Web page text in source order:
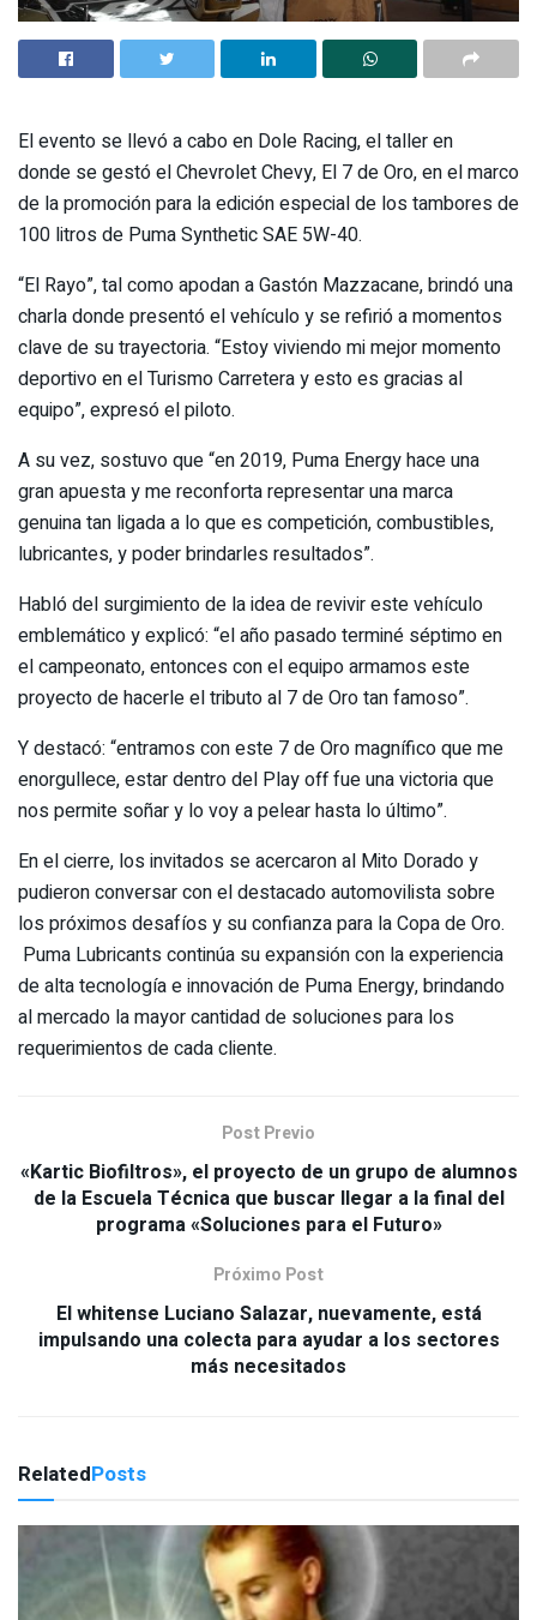
El evento se llevó a cabo en Dole Racing, el taller en
donde se gestó el Chevrolet Chevy, El 7 de Oro, en el marco
de la promoción para la edición especial de los tambores de
100 litros de Puma Synthetic SAE 5W-40.
“El Rayo”, tal como apodan a Gastón Mazzacane, brindó una
charla donde presentó el vehículo y se refirió a momentos
clave de su trayectoria. “Estoy viviendo mi mejor momento
deportivo en el Turismo Carretera y esto es gracias al
equipo”, expresó el piloto.
A su vez, sostuvo que “en 2019, Puma Energy hace una
gran apuesta y me reconforta representar una marca
genuina tan ligada a lo que es competición, combustibles,
lubricantes, y poder brindarles resultados”.
Habló del surgimiento de la idea de revivir este vehículo
emblemático y explicó: “el año pasado terminé séptimo en
el campeonato, entonces con el equipo armamos este
proyecto de hacerle el tributo al 7 de Oro tan famoso”.
Y destacó: “entramos con este 7 de Oro magnífico que me
enorgullece, estar dentro del Play off fue una victoria que
nos permite soñar y lo voy a pelear hasta lo último”.
En el cierre, los invitados se acercaron al Mito Dorado y
pudieron conversar con el destacado automovilista sobre
los próximos desafíos y su confianza para la Copa de Oro.
Puma Lubricants continúa su expansión con la experiencia
de alta tecnología e innovación de Puma Energy, brindando
al mercado la mayor cantidad de soluciones para los
requerimientos de cada cliente.
Post Previo
«Kartic Biofiltros», el proyecto de un grupo de alumnos
de la Escuela Técnica que buscar llegar a la final del
programa «Soluciones para el Futuro»
Próximo Post
El whitense Luciano Salazar, nuevamente, está
impulsando una colecta para ayudar a los sectores
más necesitados
RelatedPosts